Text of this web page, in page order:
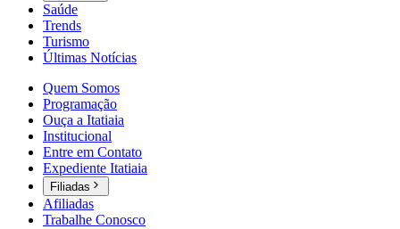
Saúde
Trends
Turismo
Últimas Notícias
Quem Somos
Programação
Ouça a Itatiaia
Institucional
Entre em Contato
Expediente Itatiaia
Filiadas
Afiliadas
Trabalhe Conosco